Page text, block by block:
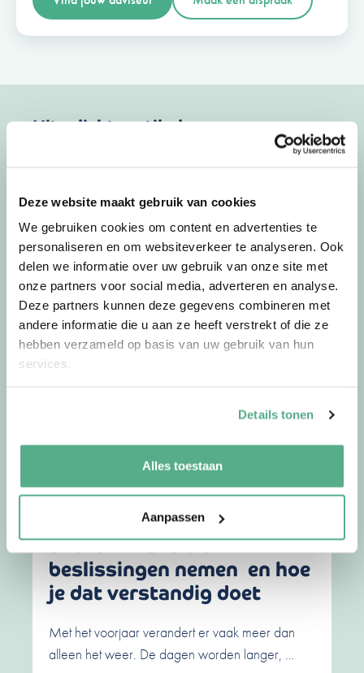
Deze website maakt gebruik van cookies
We gebruiken cookies om content en advertenties te
personaliseren en om websiteverkeer te analyseren. Ook
delen we informatie over uw gebruik van onze site met
onze partners voor social media, adverteren en analyse.
Deze partners kunnen deze gegevens combineren met
andere informatie die u aan ze heeft verstrekt of die ze
hebben verzameld op basis van uw gebruik van hun
services.
Details tonen
Alles toestaan
Aanpassen
Uitgelichte artikelen
02-07-26 doorJorg
Waarom we op vakantie
anders over geld denken
De zomer verandert meer dan alleen je agenda.
Het dagelijkse ritme valt weg, de structuur …
30-04-26doorJorg
Waarom we in het voorjaar
sneller financiële
beslissingen nemen en hoe
je dat verstandig doet
Met het voorjaar verandert er vaak meer dan
alleen het weer. De dagen worden langer, …